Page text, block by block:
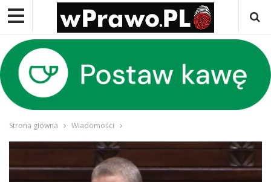
Strona główna Wiadomości